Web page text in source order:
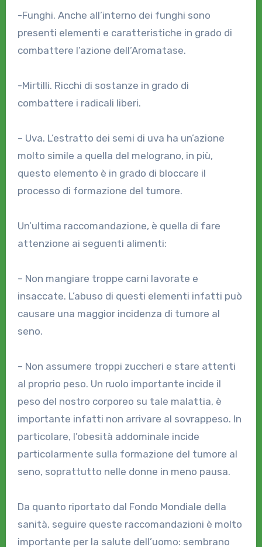
-Funghi. Anche all’interno dei funghi sono
presenti elementi e caratteristiche in grado di
combattere l’azione dell’Aromatase.
-Mirtilli. Ricchi di sostanze in grado di
combattere i radicali liberi.
– Uva. L’estratto dei semi di uva ha un’azione
molto simile a quella del melograno, in più,
questo elemento è in grado di bloccare il
processo di formazione del tumore.
Un’ultima raccomandazione, è quella di fare
attenzione ai seguenti alimenti:
– Non mangiare troppe carni lavorate e
insaccate. L’abuso di questi elementi infatti può
causare una maggior incidenza di tumore al
seno.
– Non assumere troppi zuccheri e stare attenti
al proprio peso. Un ruolo importante incide il
peso del nostro corporeo su tale malattia, è
importante infatti non arrivare al sovrappeso. In
particolare, l’obesità addominale incide
particolarmente sulla formazione del tumore al
seno, soprattutto nelle donne in meno pausa.
Da quanto riportato dal Fondo Mondiale della
sanità, seguire queste raccomandazioni è molto
importante per la salute dell’uomo: sembrano